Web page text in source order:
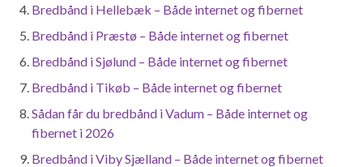
Bredbånd i Hellebæk – Både internet og fibernet
Bredbånd i Præstø – Både internet og fibernet
Bredbånd i Sjølund – Både internet og fibernet
Bredbånd i Tikøb – Både internet og fibernet
Sådan får du bredbånd i Vadum – Både internet og
fibernet i 2026
Bredbånd i Viby Sjælland – Både internet og fibernet